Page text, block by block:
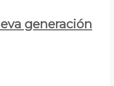
generación